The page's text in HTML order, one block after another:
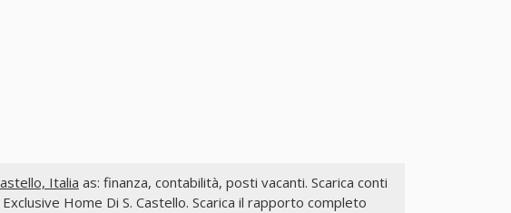
Italia as: finanza, contabilità, posti vacanti. Scarica conti
Home Di S. Castello. Scarica il rapporto completo